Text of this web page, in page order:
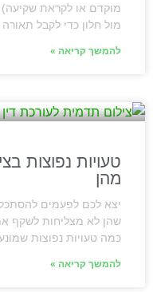
מוקדם או לקראת שקיעה)
מול חלון כדי לקבל תאורה
להמשך קריאה »
טעויות נפוצות
מהן
יצא לכם לפעמים
שהן לא מצליחות לשקף
כמה טעויות נפוצות
להמשך קריאה »